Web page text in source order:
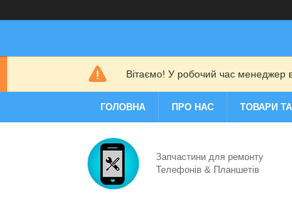
Вітаємо! У робочий час менеджер
ГОЛОВНА ПРО НАС ТОВАРИ
Запчастини для ремонту
Телефонів & Планшетів